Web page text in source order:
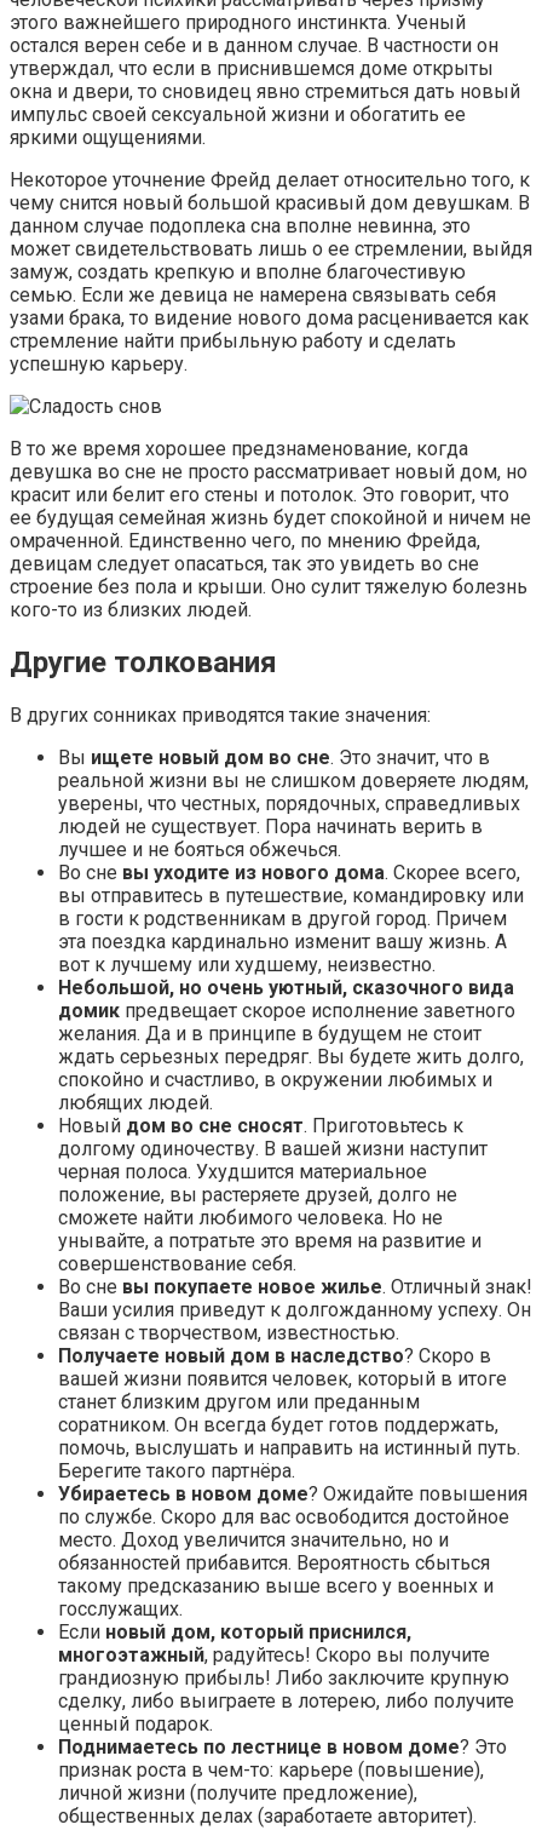
этого важнейшего природного инстинкта. Ученый
остался верен себе и в данном случае. В частности он
утверждал, что если в приснившемся доме открыты
окна и двери, то сновидец явно стремиться дать новый
импульс своей сексуальной жизни и обогатить ее
яркими ощущениями.
Некоторое уточнение Фрейд делает относительно того, к
чему снится новый большой красивый дом девушкам. В
данном случае подоплека сна вполне невинна, это
может свидетельствовать лишь о ее стремлении, выйдя
замуж, создать крепкую и вполне благочестивую
семью. Если же девица не намерена связывать себя
узами брака, то видение нового дома расценивается как
стремление найти прибыльную работу и сделать
успешную карьеру.
В то же время хорошее предзнаменование, когда
девушка во сне не просто рассматривает новый дом, но
красит или белит его стены и потолок. Это говорит, что
ее будущая семейная жизнь будет спокойной и ничем не
омраченной. Единственно чего, по мнению Фрейда,
девицам следует опасаться, так это увидеть во сне
строение без пола и крыши. Оно сулит тяжелую болезнь
кого-то из близких людей.
Другие толкования
В других сонниках приводятся такие значения:
Вы ищете новый дом во сне. Это значит, что в
реальной жизни вы не слишком доверяете людям,
уверены, что честных, порядочных, справедливых
людей не существует. Пора начинать верить в
лучшее и не бояться обжечься.
Во сне вы уходите из нового дома. Скорее всего,
вы отправитесь в путешествие, командировку или
в гости к родственникам в другой город. Причем
эта поездка кардинально изменит вашу жизнь. А
вот к лучшему или худшему, неизвестно.
Небольшой, но очень уютный, сказочного вида
домик предвещает скорое исполнение заветного
желания. Да и в принципе в будущем не стоит
ждать серьезных передряг. Вы будете жить долго,
спокойно и счастливо, в окружении любимых и
любящих людей.
Новый дом во сне сносят. Приготовьтесь к
долгому одиночеству. В вашей жизни наступит
черная полоса. Ухудшится материальное
положение, вы растеряете друзей, долго не
сможете найти любимого человека. Но не
унывайте, а потратьте это время на развитие и
совершенствование себя.
Во сне вы покупаете новое жилье. Отличный знак!
Ваши усилия приведут к долгожданному успеху. Он
связан с творчеством, известностью.
Получаете новый дом в наследство? Скоро в
вашей жизни появится человек, который в итоге
станет близким другом или преданным
соратником. Он всегда будет готов поддержать,
помочь, выслушать и направить на истинный путь.
Берегите такого партнёра.
Убираетесь в новом доме? Ожидайте повышения
по службе. Скоро для вас освободится достойное
место. Доход увеличится значительно, но и
обязанностей прибавится. Вероятность сбыться
такому предсказанию выше всего у военных и
госслужащих.
Если новый дом, который приснился,
многоэтажный, радуйтесь! Скоро вы получите
грандиозную прибыль! Либо заключите крупную
сделку, либо выиграете в лотерею, либо получите
ценный подарок.
Поднимаетесь по лестнице в новом доме? Это
признак роста в чем-то: карьере (повышение),
личной жизни (получите предложение),
общественных делах (заработаете авторитет).